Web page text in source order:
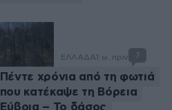
ΕΛΛΑΔΑ 1 ω. πριν 7
Πέντε χρόνια από τη φωτιά
που κατέκαψε τη Βόρεια
Εύβοια – Το δάσος